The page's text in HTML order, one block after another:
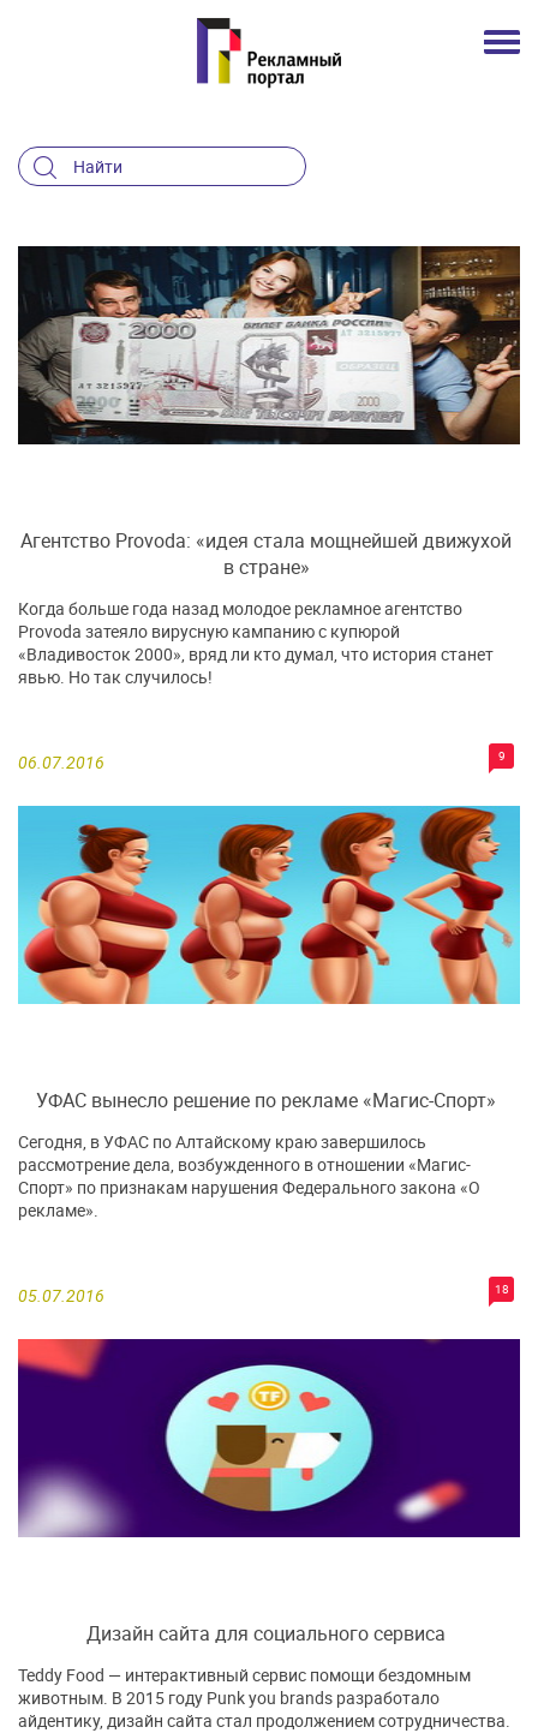
Агентство Provoda: «идея стала мощнейшей движухой
в стране»
06.07.2016 9
Когда больше года назад молодое рекламное агентство
Provoda затеяло вирусную кампанию с купюрой
«Владивосток 2000», вряд ли кто думал, что история станет
явью. Но так случилось!
УФАС вынесло решение по рекламе «Магис-Спорт»
05.07.2016 18
Сегодня, в УФАС по Алтайскому краю завершилось
рассмотрение дела, возбужденного в отношении «Магис-
Спорт» по признакам нарушения Федерального закона «О
рекламе».
Дизайн сайта для социального сервиса
Teddy Food — интерактивный сервис помощи бездомным
животным. В 2015 году Punk you brands разработало
айдентику, дизайн сайта стал продолжением сотрудничества.